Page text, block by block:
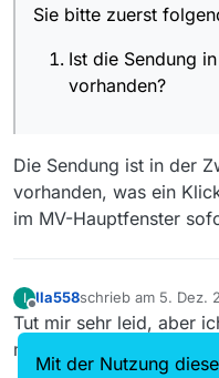
Sie bitte zuerst
Ist die Sendung
vorhanden?
Die Sendung ist in der
vorhanden, was ein
im MV-Hauptfenster
I
Offline
Ila558schrieb am 5. Dez.
zuletzt editiert von
Tut mir sehr leid, aber
mich nicht wirklich gut
Mit der Nutzung